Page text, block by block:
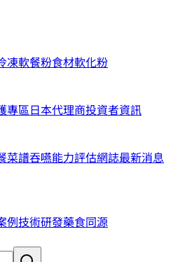
凍軟餐粉食材軟化粉
專區日本代理商投資者資訊
菜譜吞嚥能力評估網誌最新消息
例技術研發藥食同源